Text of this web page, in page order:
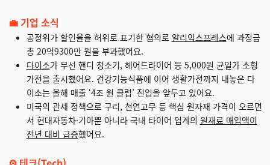
💼 기업 소식
공정위가 할인율을 허위로 표기한 혐의로 알리익스프레스에 과징금
총 20억9300만 원을 부과했어요.
다이소가 무선 핸디 청소기, 헤어드라이어 등 5,000원 균일가 소형
가전을 출시했어요. 건강기능식품에 이어 생활가전까지 내놓은 다
이소는 올해 매출 ‘4조 원 클럽’ 진입을 앞두고 있어요.
미국의 관세 정책으로 구리, 천연고무 등 핵심 원자재 가격이 오르면
서 현대자동차·기아뿐 아니라 국내 타이어 업계의 원재료 매입액이
전년 대비 급증했어요.